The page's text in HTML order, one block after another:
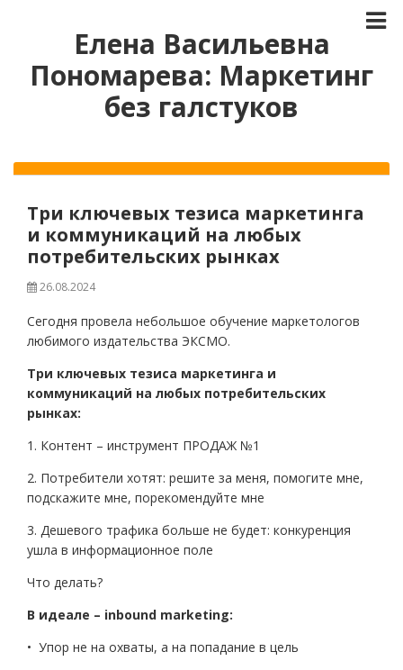
Елена Васильевна
Пономарева: Маркетинг
без галстуков
Три ключевых тезиса маркетинга
и коммуникаций на любых
потребительских рынках
26.08.2024
Сегодня провела небольшое обучение маркетологов
любимого издательства ЭКСМО.
Три ключевых тезиса маркетинга и
коммуникаций на любых потребительских
рынках:
1. Контент – инструмент ПРОДАЖ №1
2. Потребители хотят: решите за меня, помогите мне,
подскажите мне, порекомендуйте мне
3. Дешевого трафика больше не будет: конкуренция
ушла в информационное поле
Что делать?
В идеале – inbound marketing:
• Упор не на охваты, а на попадание в цель